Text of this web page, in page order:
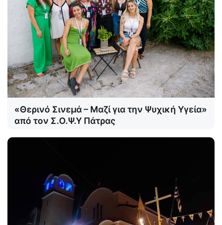
«Θερινό Σινεμά – Μαζί για την Ψυχική Υγεία»
από τον Σ.Ο.Ψ.Υ Πάτρας